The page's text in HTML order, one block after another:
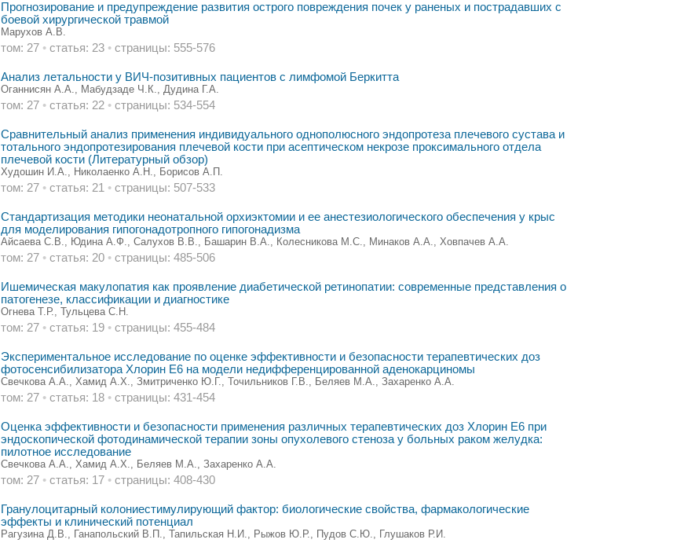
Прогнозирование и предупреждение развития острого повреждения почек у раненых и пострадавших с
боевой хирургической травмой
Марухов А.В.
том: 27 • статья: 23 • страницы: 555-576
Анализ летальности у ВИЧ-позитивных пациентов с лимфомой Беркитта
Оганнисян А.А., Мабудзаде Ч.К., Дудина Г.А.
том: 27 • статья: 22 • страницы: 534-554
Сравнительный анализ применения индивидуального однополюсного эндопротеза плечевого сустава и
тотального эндопротезирования плечевой кости при асептическом некрозе проксимального отдела
плечевой кости (Литературный обзор)
Худошин И.А., Николаенко А.Н., Борисов А.П.
том: 27 • статья: 21 • страницы: 507-533
Стандартизация методики неонатальной орхиэктомии и ее анестезиологического обеспечения у крыс
для моделирования гипогонадотропного гипогонадизма
Айсаева С.В., Юдина А.Ф., Салухов В.В., Башарин В.А., Колесникова М.С., Минаков А.А., Ховпачев А.А.
том: 27 • статья: 20 • страницы: 485-506
Ишемическая макулопатия как проявление диабетической ретинопатии: современные представления о
патогенезе, классификации и диагностике
Огнева Т.Р., Тульцева С.Н.
том: 27 • статья: 19 • страницы: 455-484
Экспериментальное исследование по оценке эффективности и безопасности терапевтических доз
фотосенсибилизатора Хлорин Е6 на модели недифференцированной аденокарциномы
Свечкова А.А., Хамид А.Х., Змитриченко Ю.Г., Точильников Г.В., Беляев М.А., Захаренко А.А.
том: 27 • статья: 18 • страницы: 431-454
Оценка эффективности и безопасности применения различных терапевтических доз Хлорин Е6 при
эндоскопической фотодинамической терапии зоны опухолевого стеноза у больных раком желудка:
пилотное исследование
Свечкова А.А., Хамид А.Х., Беляев М.А., Захаренко А.А.
том: 27 • статья: 17 • страницы: 408-430
Гранулоцитарный колониестимулирующий фактор: биологические свойства, фармакологические
эффекты и клинический потенциал
Рагузина Д.В., Ганапольский В.П., Тапильская Н.И., Рыжов Ю.Р., Пудов С.Ю., Глушаков Р.И.